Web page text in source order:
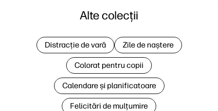
Alte colecții
Distracție de vară Zile de naștere
Colorat pentru copii
Calendare și planificatoare
Felicitări de mulțumire